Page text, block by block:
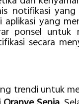
notifikasi
yang
ponsel untuk
secara
trendi untuk